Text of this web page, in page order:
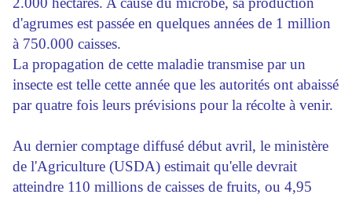
d'agrumes est passée en quelques années de 1 million
à 750.000 caisses.
La propagation de cette maladie transmise par un
insecte est telle cette année que les autorités ont abaissé
par quatre fois leurs prévisions pour la récolte à venir.
Au dernier comptage diffusé début avril, le ministère
de l'Agriculture (USDA) estimait qu'elle devrait
atteindre 110 millions de caisses de fruits, ou 4,95